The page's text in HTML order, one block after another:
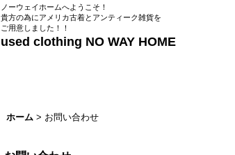
ノーウェイホームへようこそ！
貴方の為にアメリカ古着とアンティーク雑貨を
ご用意しました！！
used clothing NO WAY HOME
ホーム > お問い合わせ